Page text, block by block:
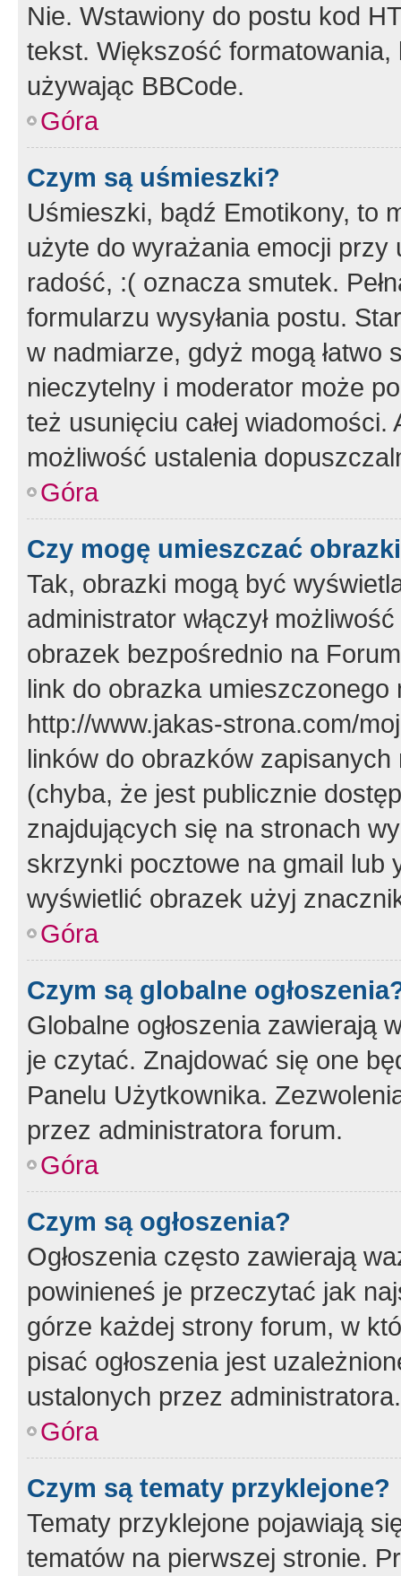
Nie. Wstawiony do postu kod
tekst. Większość
używając BBCode.
Góra
Czym są uśmieszki?
Uśmieszki, bądź Emotikony, to
użyte do wyrażania emocji
radość, :( oznacza smutek.
formularzu wysyłania postu.
w nadmiarze, gdyż mogą
nieczytelny i moderator może
też usunięciu całej
możliwość ustalenia
Góra
Czy mogę umieszczać
Tak, obrazki mogą być
administrator włączył
obrazek bezpośrednio na
link do obrazka
http://www.jakas-strona.com/
linków do obrazków
(chyba, że jest publicznie
znajdujących się na stronach
skrzynki pocztowe na gmail lub
wyświetlić obrazek użyj
Góra
Czym są globalne
Globalne ogłoszenia zawierają
je czytać. Znajdować się one
Panelu Użytkownika.
przez administratora forum.
Góra
Czym są ogłoszenia?
Ogłoszenia często zawierają
powinieneś je przeczytać jak
górze każdej strony forum, w
pisać ogłoszenia jest
ustalonych przez administratora.
Góra
Czym są tematy przyklejone?
Tematy przyklejone pojawiają
tematów na pierwszej stronie.